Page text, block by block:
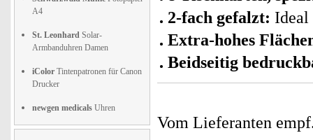
A4
St. Leonhard Solar-
Armbanduhren Damen
iColor Tintenpatronen für Canon
Drucker
newgen medicals Uhren
2-fach gefalzt: Ideal
Extra-hohes
Beidseitig
Vom Lieferanten